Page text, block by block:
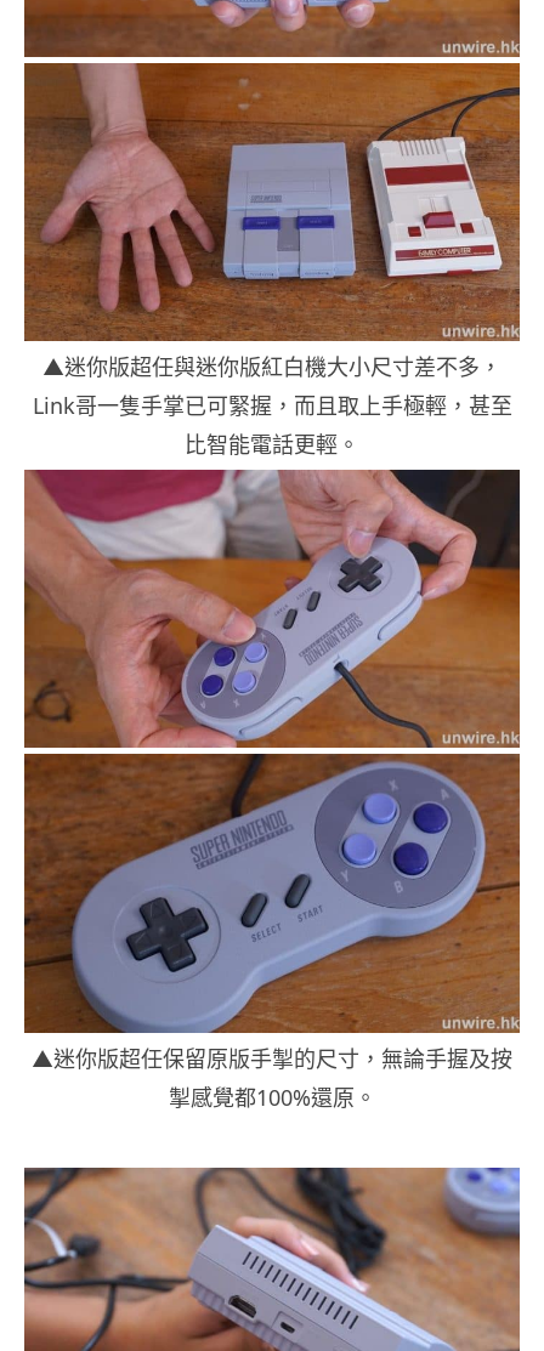
▲迷你版超任與迷你版紅白機大小尺寸差不多，
Link哥一隻手掌已可緊握，而且取上手極輕，甚至
比智能電話更輕。
▲迷你版超任保留原版手掣的尺寸，無論手握及按
掣感覺都100%還原。